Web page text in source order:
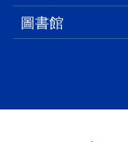
圖書館